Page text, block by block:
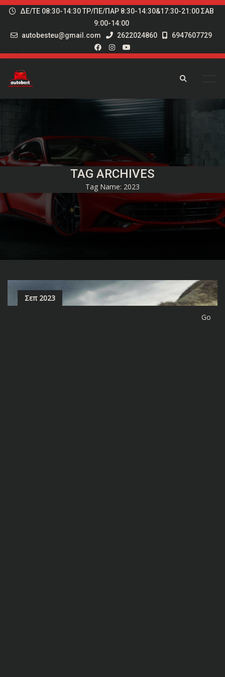
ΔΕ/ΤΕ 08:30-14:30 ΤΡ/ΠΕ/ΠΑΡ 8:30-14:30&17:30-21:00 ΣΑΒ
9:00-14:00
autobesteu@gmail.com
2622024860 6947607729
TAG ARCHIVES
Tag Name: 2023
Σεπ 2023